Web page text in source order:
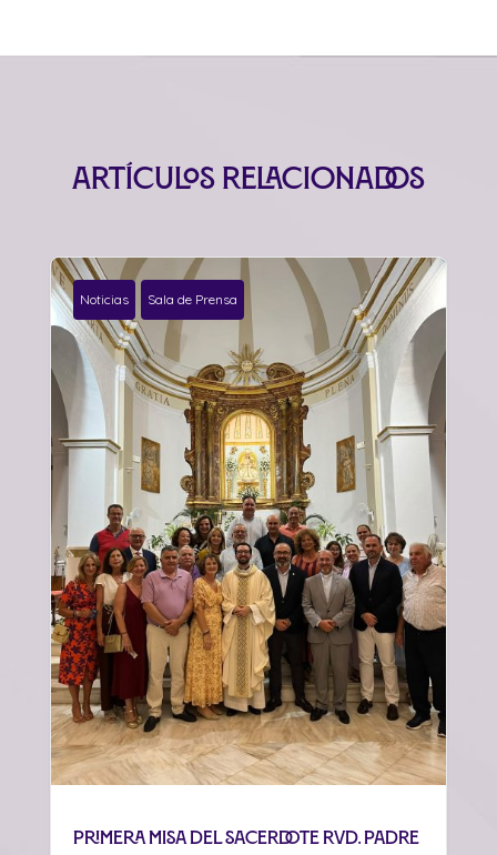
Artículos relacionados
Noticias Sala de Prensa
Primera misa del sacerdote Rvd. Padre